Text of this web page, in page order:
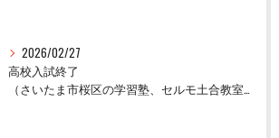
2026/02/27
高校入試終了
（さいたま市桜区の学習塾、セルモ土合教室）